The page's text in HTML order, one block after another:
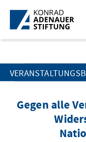
Zum Hauptinhalt
Gegen alle